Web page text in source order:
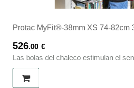
Protac MyFit®-38mm XS 74-82cm
526.00 €
Las bolas del chaleco estimulan el